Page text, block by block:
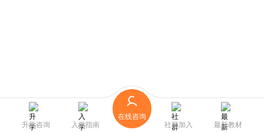
升学咨询 入学指南
在线咨询
社群加入
最新教材